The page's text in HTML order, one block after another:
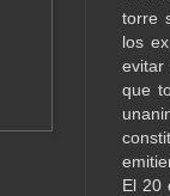
torre
los
evitar
que
El 20